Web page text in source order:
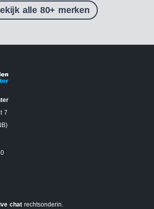
alle 80+ merken
7
chat rechtsonderin.